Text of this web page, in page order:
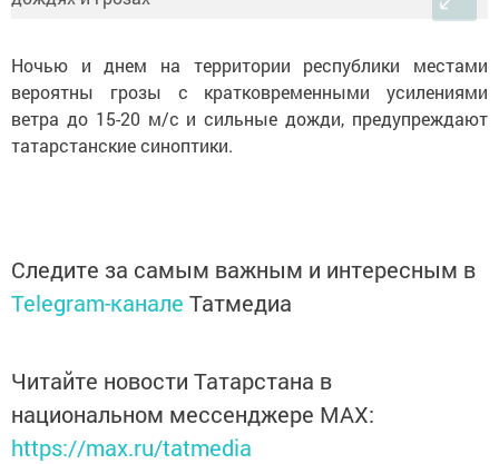
Ночью и днем на территории республики местами
вероятны грозы с кратковременными усилениями
ветра до 15-20 м/с и сильные дожди, предупреждают
татарстанские синоптики.
Следите за самым важным и интересным в
Telegram-канале Татмедиа
Читайте новости Татарстана в
национальном мессенджере MАХ:
https://max.ru/tatmedia